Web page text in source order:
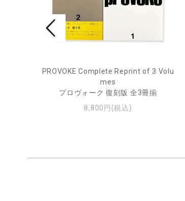
PROVOKE Complete Reprint of 3 Volu
mes
プロヴォーク 復刻版 全3冊揃
8,800円(税込)